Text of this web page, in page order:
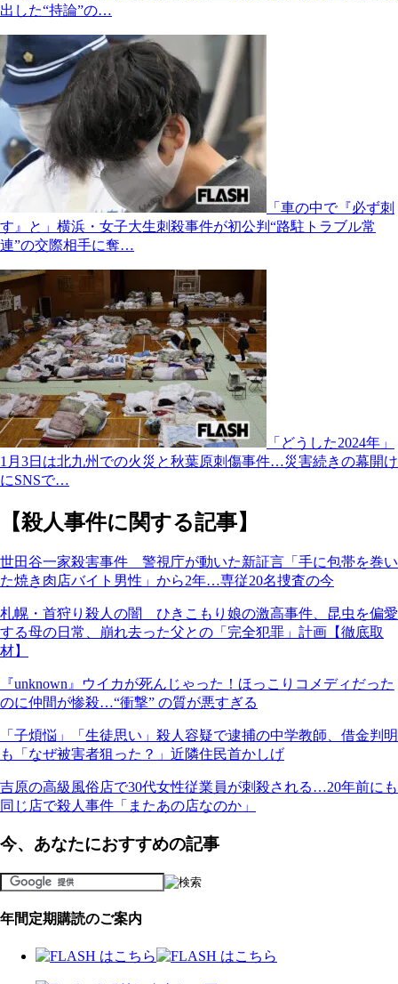
出した“持論”の…
「車の中で『必ず刺
す』と」横浜・女子大生刺殺事件が初公判“路駐トラブル常
連”の交際相手に奪…
「どうした2024年」
1月3日は北九州での火災と秋葉原刺傷事件…災害続きの幕開け
にSNSで…
【殺人事件に関する記事】
世田谷一家殺害事件 警視庁が動いた新証言「手に包帯を巻い
た焼き肉店バイト男性」から2年…専従20名捜査の今
札幌・首狩り殺人の闇 ひきこもり娘の激高事件、昆虫を偏愛
する母の日常、崩れ去った父との「完全犯罪」計画【徹底取
材】
『unknown』ウイカが死んじゃった！ほっこりコメディだった
のに仲間が惨殺…“衝撃” の質が悪すぎる
「子煩悩」「生徒思い」殺人容疑で逮捕の中学教師、借金判明
も「なぜ被害者狙った？」近隣住民首かしげ
吉原の高級風俗店で30代女性従業員が刺殺される…20年前にも
同じ店で殺人事件「またあの店なのか」
今、あなたにおすすめの記事
年間定期購読のご案内